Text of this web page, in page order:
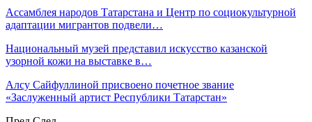
Ассамблея народов Татарстана и Центр по социокультурной
адаптации мигрантов подвели…
Национальный музей представил искусство казанской
узорной кожи на выставке в…
Алсу Сайфуллиной присвоено почетное звание
«Заслуженный артист Республики Татарстан»